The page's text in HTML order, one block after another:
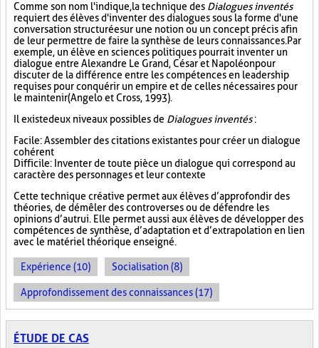
Comme son nom l'indique, la technique des Dialogues inventés
requiert des élèves d'inventer des dialogues sous la forme d'une
conversation structurée sur une notion ou un concept précis afin
de leur permettre de faire la synthèse de leurs connaissances. Par
exemple, un élève en sciences politiques pourrait inventer un
dialogue entre Alexandre Le Grand, César et Napoléon pour
discuter de la différence entre les compétences en leadership
requises pour conquérir un empire et de celles nécessaires pour
le maintenir (Angelo et Cross, 1993).
Il existe deux niveaux possibles de Dialogues inventés:
Facile : Assembler des citations existantes pour créer un dialogue
cohérent
Difficile : Inventer de toute pièce un dialogue qui correspond au
caractère des personnages et leur contexte
Cette technique créative permet aux élèves d’approfondir des
théories, de démêler des controverses ou de défendre les
opinions d’autrui. Elle permet aussi aux élèves de développer des
compétences de synthèse, d’adaptation et d’extrapolation en lien
avec le matériel théorique enseigné.
Expérience (10) Socialisation (8)
Approfondissement des connaissances (17)
ÉTUDE DE CAS